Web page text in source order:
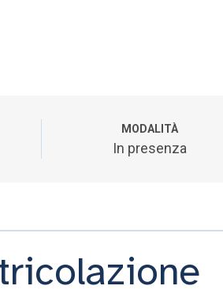
MODALITÀ
In presenza